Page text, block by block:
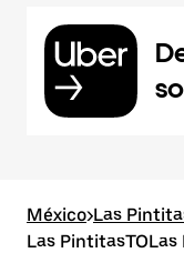
México>Las
Las PintitasTOLas